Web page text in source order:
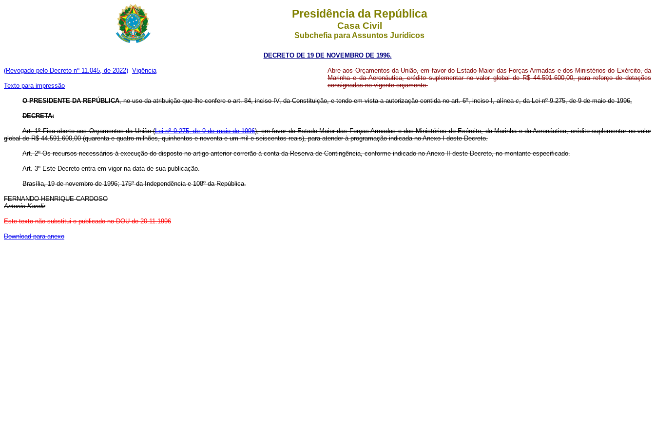
Presidência da República
Casa Civil
Subchefia para Assuntos Jurídicos
DECRETO DE 19 DE NOVEMBRO DE 1996.
(Revogado pelo Decreto nº 11.045, de 2022) Vigência
Texto para impressão
Abre aos Orçamentos da União, em favor do Estado-Maior das Forças Armadas e dos Ministérios do Exército, da
Marinha e da Aeronáutica, crédito suplementar no valor global de R$ 44.591.600,00, para reforço de dotações
consignadas no vigente orçamento.
O PRESIDENTE DA REPÚBLICA, no uso da atribuição que lhe confere o art. 84, inciso IV, da Constituição, e tendo em vista a autorização contida no art. 6º, inciso I, alíneac, da Lei nº 9.275, de 9 de maio de 1996,
DECRETA:
Art. 1º Fica aberto aos Orçamentos da União (Lei nº 9.275, de 9 de maio de 1996), em favor do Estado-Maior das Forças Armadas e dos Ministérios do Exército, da Marinha e da Aeronáutica, crédito suplementar no valor
global de R$ 44.591.600,00 (quarenta e quatro milhões, quinhentos e noventa e um mil e seiscentos reais), para atender à programação indicada no Anexo I deste Decreto.
Art. 2º Os recursos necessários à execução do disposto no artigo anterior correrão à conta da Reserva de Contingência, conforme indicado no Anexo II deste Decreto, no montante especificado.
Art. 3º Este Decreto entra em vigor na data de sua publicação.
Brasília, 19 de novembro de 1996; 175º da Independência e 108º da República.
FERNANDO HENRIQUE CARDOSO
Antonio Kandir
Este texto não substitui o publicado no DOU de 20.11.1996
Download para anexo